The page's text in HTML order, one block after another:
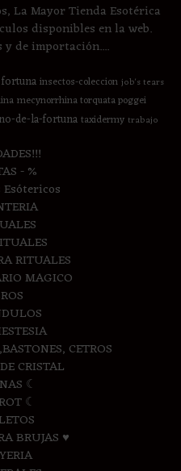
La Mayor Tienda Esotérica
disponibles en la web.
de importación....
fortunainsectos-coleccion job's tears
mecynorrhina torquata poggei
de-la-fortunataxidermy trabajo
- %
RITUALES
MAGICO
CETROS
CRISTAL
☾
☾
BRUJAS ♥